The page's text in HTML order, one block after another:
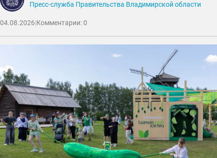
Пресс-служба Правительства Владимирской области
04.08.2026|Комментарии: 0